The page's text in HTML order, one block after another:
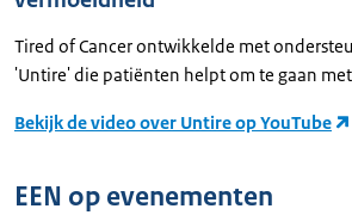
Tired of Cancer ontwikkelde met
'Untire' die patiënten helpt om te gaan
Bekijk de video over Untire op YouTube
EEN op evenementen